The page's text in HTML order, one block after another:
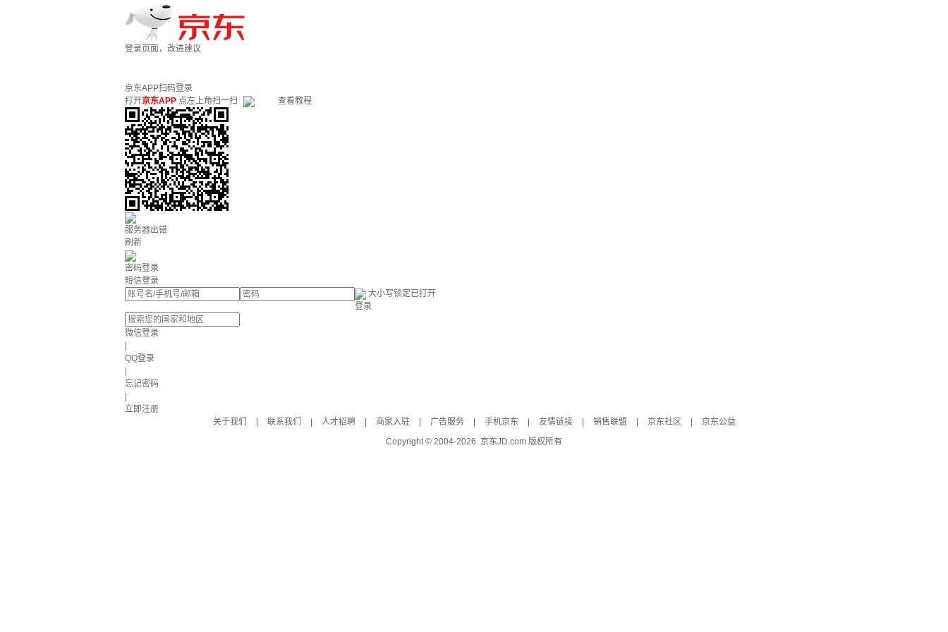
登录页面，改进建议
京东APP扫码登录
打开京东APP 点左上角扫一扫 查看教程
服务器出错
刷新
密码登录
短信登录
大小写锁定已打开
登录
微信登录
QQ登录
忘记密码
立即注册
关于我们
联系我们 人才招聘 商家入驻 广告服务 手机京东 友情链接 销售联盟 京东社区
京东公益
Copyright © 2004-2026 京东JD.com 版权所有